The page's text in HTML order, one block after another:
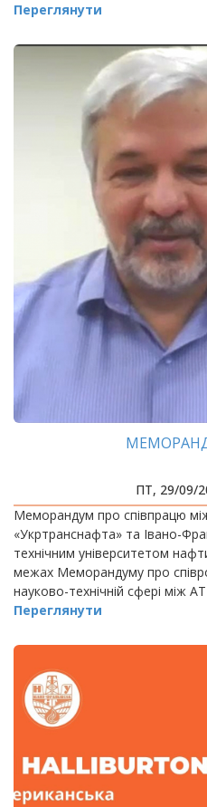
Переглянути
ПТ, 29/09/
Меморандум про співпрацю
«Укртранснафта» та Івано-
технічним університетом
межах Меморандуму про
науково-технічній сфері між
Переглянути